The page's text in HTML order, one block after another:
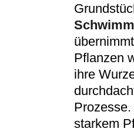
Pflanzen
ihre
starkem